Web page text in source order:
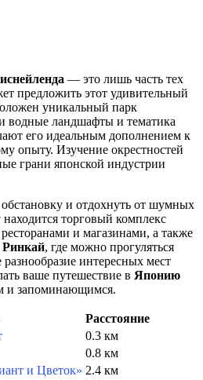
— это лишь часть тех
предложить этот удивительный
уникальный парк
водные ландшафты и тематика
его идеальным дополнением к
опыту. Изучение окрестностей
грани японской индустрии
и отдохнуть от шумных
торговый комплекс
и магазинами, а также
, где можно прогуляться
разнообразие интересных мест
ваше путешествие в Японию
и запоминающимся.
Расстояние
0.3 км
0.8 км
и Цветок» 2.4 км